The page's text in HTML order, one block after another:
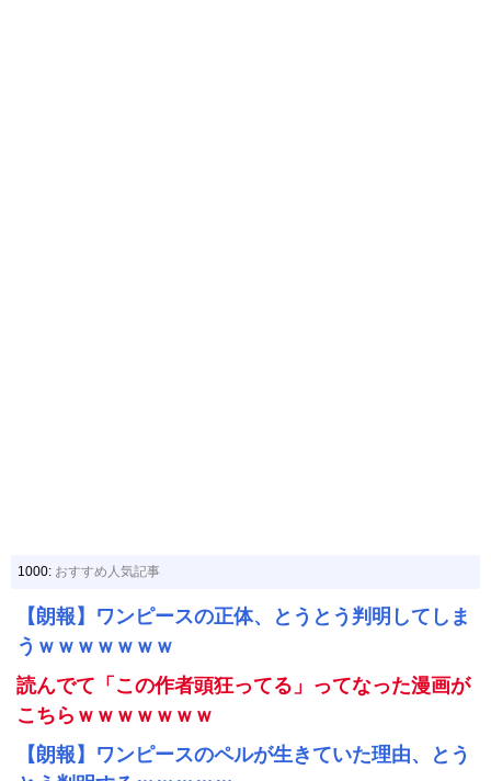
1000: おすすめ人気記事
【朗報】ワンピースの正体、とうとう判明してしま
うｗｗｗｗｗｗｗ
読んでて「この作者頭狂ってる」ってなった漫画が
こちらｗｗｗｗｗｗｗ
【朗報】ワンピースのペルが生きていた理由、とう